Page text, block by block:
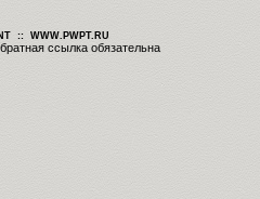
:: WWW.PWPT.RU
ссылка обязательна